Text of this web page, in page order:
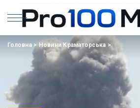
Головна> Новини Краматорська >